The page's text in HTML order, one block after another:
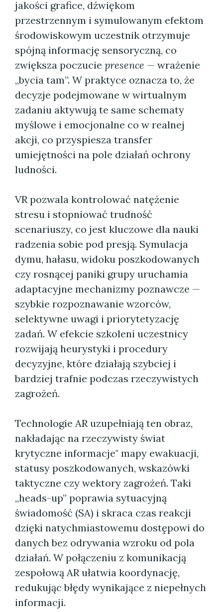
jakości grafice, dźwiękom
przestrzennym i symulowanym efektom
środowiskowym uczestnik otrzymuje
spójną informację sensoryczną, co
zwiększa poczucie presence — wrażenie
„bycia tam”. W praktyce oznacza to, że
decyzje podejmowane w wirtualnym
zadaniu aktywują te same schematy
myślowe i emocjonalne co w realnej
akcji, co przyspiesza transfer
umiejętności na pole działań ochrony
ludności.
VR pozwala kontrolować natężenie
stresu i stopniować trudność
scenariuszy, co jest kluczowe dla nauki
radzenia sobie pod presją. Symulacja
dymu, hałasu, widoku poszkodowanych
czy rosnącej paniki grupy uruchamia
adaptacyjne mechanizmy poznawcze —
szybkie rozpoznawanie wzorców,
selektywne uwagi i priorytetyzację
zadań. W efekcie szkoleni uczestnicy
rozwijają heurystyki i procedury
decyzyjne, które działają szybciej i
bardziej trafnie podczas rzeczywistych
zagrożeń.
Technologie AR uzupełniają ten obraz,
nakładając na rzeczywisty świat
krytyczne informacje" mapy ewakuacji,
statusy poszkodowanych, wskazówki
taktyczne czy wektory zagrożeń. Taki
„heads-up” poprawia sytuacyjną
świadomość (SA) i skraca czas reakcji
dzięki natychmiastowemu dostępowi do
danych bez odrywania wzroku od pola
działań. W połączeniu z komunikacją
zespołową AR ułatwia koordynację,
redukując błędy wynikające z niepełnych
informacji.